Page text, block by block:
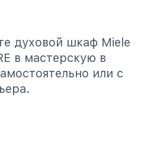
духовой шкаф Miele
в мастерскую в
или с